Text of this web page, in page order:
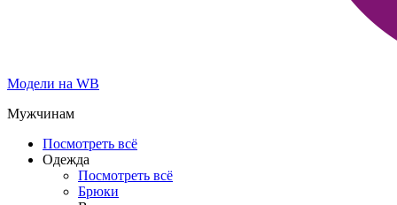
Модели на WB
Мужчинам
Посмотреть всё
Одежда
Посмотреть всё
Брюки